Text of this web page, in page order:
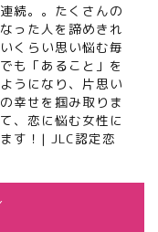
続。。たくさんの
った人を諦めきれ
くらい思い悩む毎
も「あること」を
うになり、片思い
幸せを掴み取りま
、恋に悩む女性に
す！| JLC認定恋